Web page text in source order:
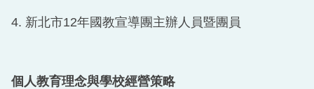
4. 新北市12年國教宣導團主辦人員暨團員
個人教育理念與學校經營策略